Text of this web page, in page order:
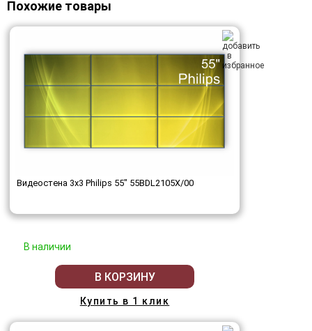
Похожие товары
Видеостена 3x3 Philips 55" 55BDL2105X/00
В наличии
В КОРЗИНУ
Купить в 1 клик